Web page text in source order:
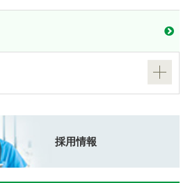
採用情報